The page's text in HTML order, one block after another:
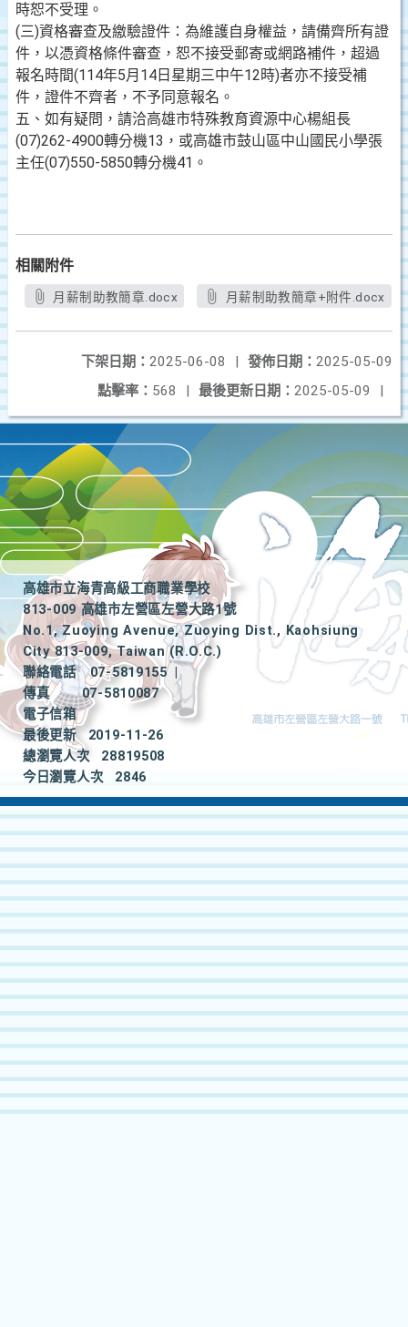
時恕不受理。
(三)資格審查及繳驗證件：為維護自身權益，請備齊所有證
件，以憑資格條件審查，恕不接受郵寄或網路補件，超過
報名時間(114年5月14日星期三中午12時)者亦不接受補
件，證件不齊者，不予同意報名。
五、如有疑問，請洽高雄市特殊教育資源中心楊組長
(07)262-4900轉分機13，或高雄市鼓山區中山國民小學張
主任(07)550-5850轉分機41。
相關附件
月薪制助教簡章.docx 月薪制助教簡章+附件.docx
發佈日期： 2025-05-09
下架日期： 2025-06-08
|
最後更新日期： 2025-05-09 |
點擊率： 568 |
高雄市立海青高級工商職業學校
813-009 高雄市左營區左營大路1號
No.1, Zuoying Avenue, Zuoying Dist., Kaohsiung
City 813-009, Taiwan (R.O.C.)
聯絡電話
07-5819155
|
傳真
07-5810087
電子信箱
最後更新
2019-11-26
總瀏覽人次
28819508
今日瀏覽人次
2846